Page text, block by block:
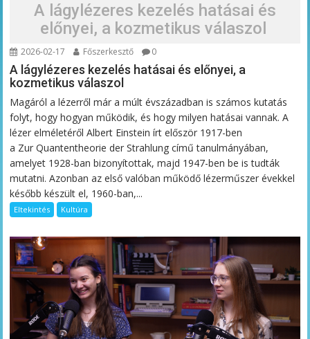
A lágylézeres kezelés hatásai és
előnyei, a kozmetikus válaszol
2026-02-17 Főszerkesztő 0
A lágylézeres kezelés hatásai és előnyei, a
kozmetikus válaszol
Magáról a lézerről már a múlt évszázadban is számos kutatás
folyt, hogy hogyan működik, és hogy milyen hatásai vannak. A
lézer elméletéről Albert Einstein írt először 1917-ben
a Zur Quantentheorie der Strahlung című tanulmányában,
amelyet 1928-ban bizonyítottak, majd 1947-ben be is tudták
mutatni. Azonban az első valóban működő lézerműszer évekkel
később készült el, 1960-ban,...
Eltekintés Kultúra